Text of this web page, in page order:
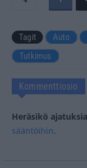
Tagit Auto
Tutkimus
Kommenttiosio
Heräsikö
sääntöihin.